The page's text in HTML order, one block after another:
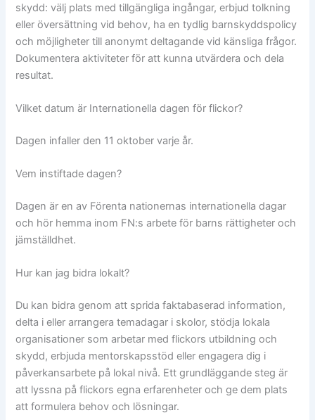
skydd: välj plats med tillgängliga ingångar, erbjud tolkning
eller översättning vid behov, ha en tydlig barnskyddspolicy
och möjligheter till anonymt deltagande vid känsliga frågor.
Dokumentera aktiviteter för att kunna utvärdera och dela
resultat.
Vilket datum är Internationella dagen för flickor?
Dagen infaller den 11 oktober varje år.
Vem instiftade dagen?
Dagen är en av Förenta nationernas internationella dagar
och hör hemma inom FN:s arbete för barns rättigheter och
jämställdhet.
Hur kan jag bidra lokalt?
Du kan bidra genom att sprida faktabaserad information,
delta i eller arrangera temadagar i skolor, stödja lokala
organisationer som arbetar med flickors utbildning och
skydd, erbjuda mentorskapsstöd eller engagera dig i
påverkansarbete på lokal nivå. Ett grundläggande steg är
att lyssna på flickors egna erfarenheter och ge dem plats
att formulera behov och lösningar.